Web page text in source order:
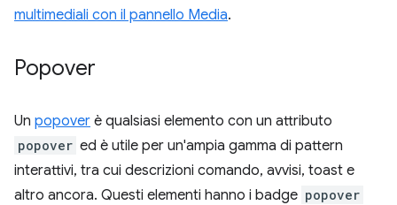
multimediali con il pannello Media.
Popover
Un popover è qualsiasi elemento con un attributo
popover ed è utile per un'ampia gamma di pattern
interattivi, tra cui descrizioni comando, avvisi, toast e
altro ancora. Questi elementi hanno i badge popover